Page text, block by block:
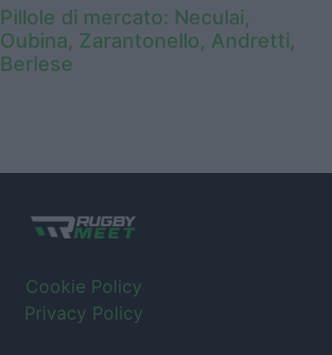
Pillole di mercato: Neculai,
Oubina, Zarantonello, Andretti,
Berlese
Cookie Policy
Privacy Policy